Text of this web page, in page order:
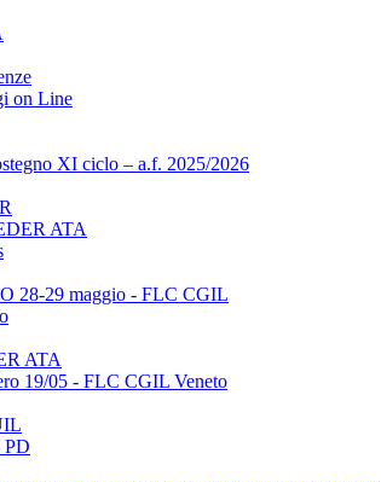
on Line
XI ciclo – a.f. 2025/2026
ATA
28-29 maggio - FLC CGIL
ATA
19/05 - FLC CGIL Veneto
PD